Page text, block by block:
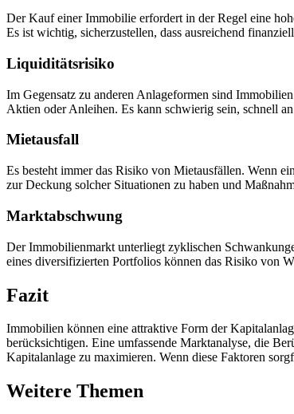
Der Kauf einer Immobilie erfordert in der Regel eine
Es ist wichtig, sicherzustellen, dass ausreichend
Liquiditätsrisiko
Im Gegensatz zu anderen Anlageformen sind
Aktien oder Anleihen. Es kann schwierig sein, schnell
Mietausfall
Es besteht immer das Risiko von Mietausfällen. Wenn
zur Deckung solcher Situationen zu haben und
Marktabschwung
Der Immobilienmarkt unterliegt zyklischen
eines diversifizierten Portfolios können das Risiko von
Fazit
Immobilien können eine attraktive Form der
berücksichtigen. Eine umfassende Marktanalyse, die
Kapitalanlage zu maximieren. Wenn diese Faktoren
Weitere Themen